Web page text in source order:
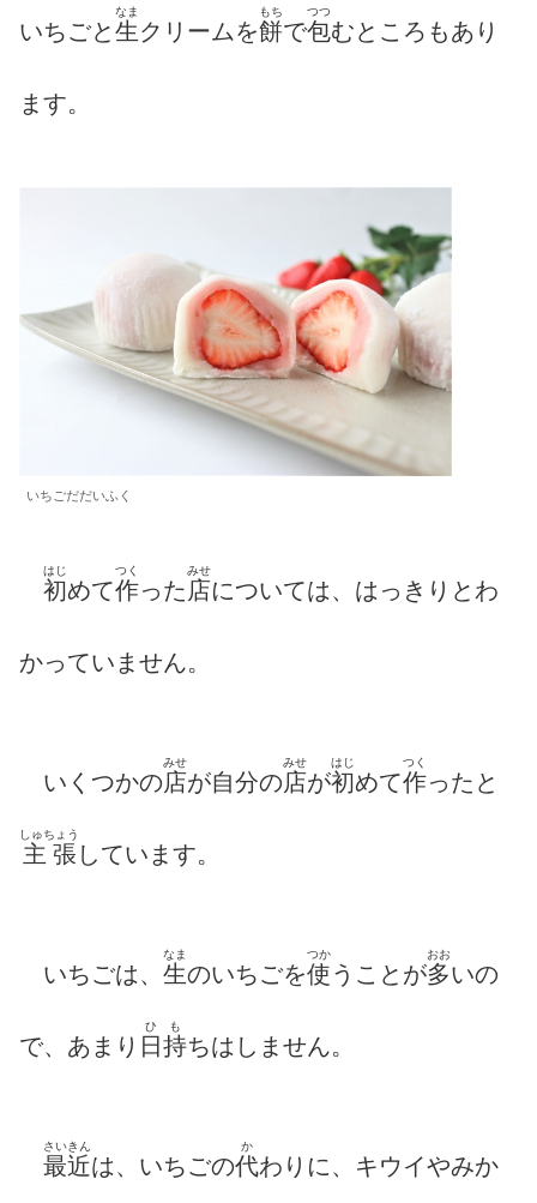
いちごと生
なま
クリームを餅
もち
で包
つつ
むところもあり
ます。
いちごだだいふく
初
はじ
めて作
つく
った 店
みせ
については、はっきりとわ
かっていません。
いくつかの店
みせ
が自分の店
みせ
が初
はじ
めて作
つく
ったと
主張
しゅちょう
しています。
いちごは、 生
なま
のいちごを使
つか
うことが多
おお
いの
で、あまり 日
ひ
持
も
ちはしません。
最近
さいきん
は、いちごの代
か
わりに、キウイやみか